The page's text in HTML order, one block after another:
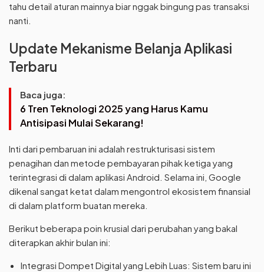
tahu detail aturan mainnya biar nggak bingung pas transaksi
nanti.
Update Mekanisme Belanja Aplikasi
Terbaru
Baca juga:
6 Tren Teknologi 2025 yang Harus Kamu
Antisipasi Mulai Sekarang!
Inti dari pembaruan ini adalah restrukturisasi sistem
penagihan dan metode pembayaran pihak ketiga yang
terintegrasi di dalam aplikasi Android. Selama ini, Google
dikenal sangat ketat dalam mengontrol ekosistem finansial
di dalam platform buatan mereka.
Berikut beberapa poin krusial dari perubahan yang bakal
diterapkan akhir bulan ini:
Integrasi Dompet Digital yang Lebih Luas: Sistem baru ini